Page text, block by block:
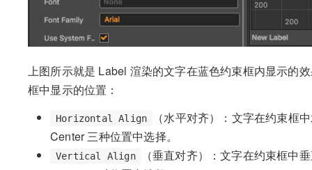
上图所示就是 Label 渲染的文字在蓝色约束框内显示的
框中显示的位置：
Horizontal Align
（水平对齐）：文字在约束框
Center 三种位置中选择。
Vertical Align
（垂直对齐）：文字在约束框中